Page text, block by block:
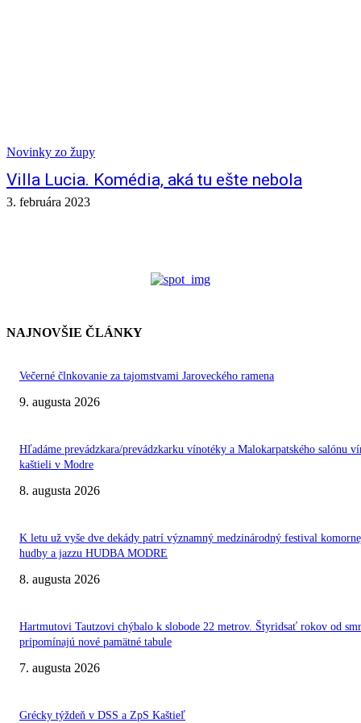
Novinky zo župy
Villa Lucia. Komédia, aká tu ešte nebola
3. februára 2023
NAJNOVŠIE ČLÁNKY
Večerné člnkovanie za tajomstvami Jaroveckého ramena
9. augusta 2026
Hľadáme prevádzkara/prevádzkarku vínotéky a Malokarpatského salónu
kaštieli v Modre
8. augusta 2026
K letu už vyše dve dekády patrí významný medzinárodný festival
hudby a jazzu HUDBA MODRE
8. augusta 2026
Hartmutovi Tautzovi chýbalo k slobode 22 metrov. Štyridsať rokov od
pripomínajú nové pamätné tabule
7. augusta 2026
Grécky týždeň v DSS a ZpS Kaštieľ